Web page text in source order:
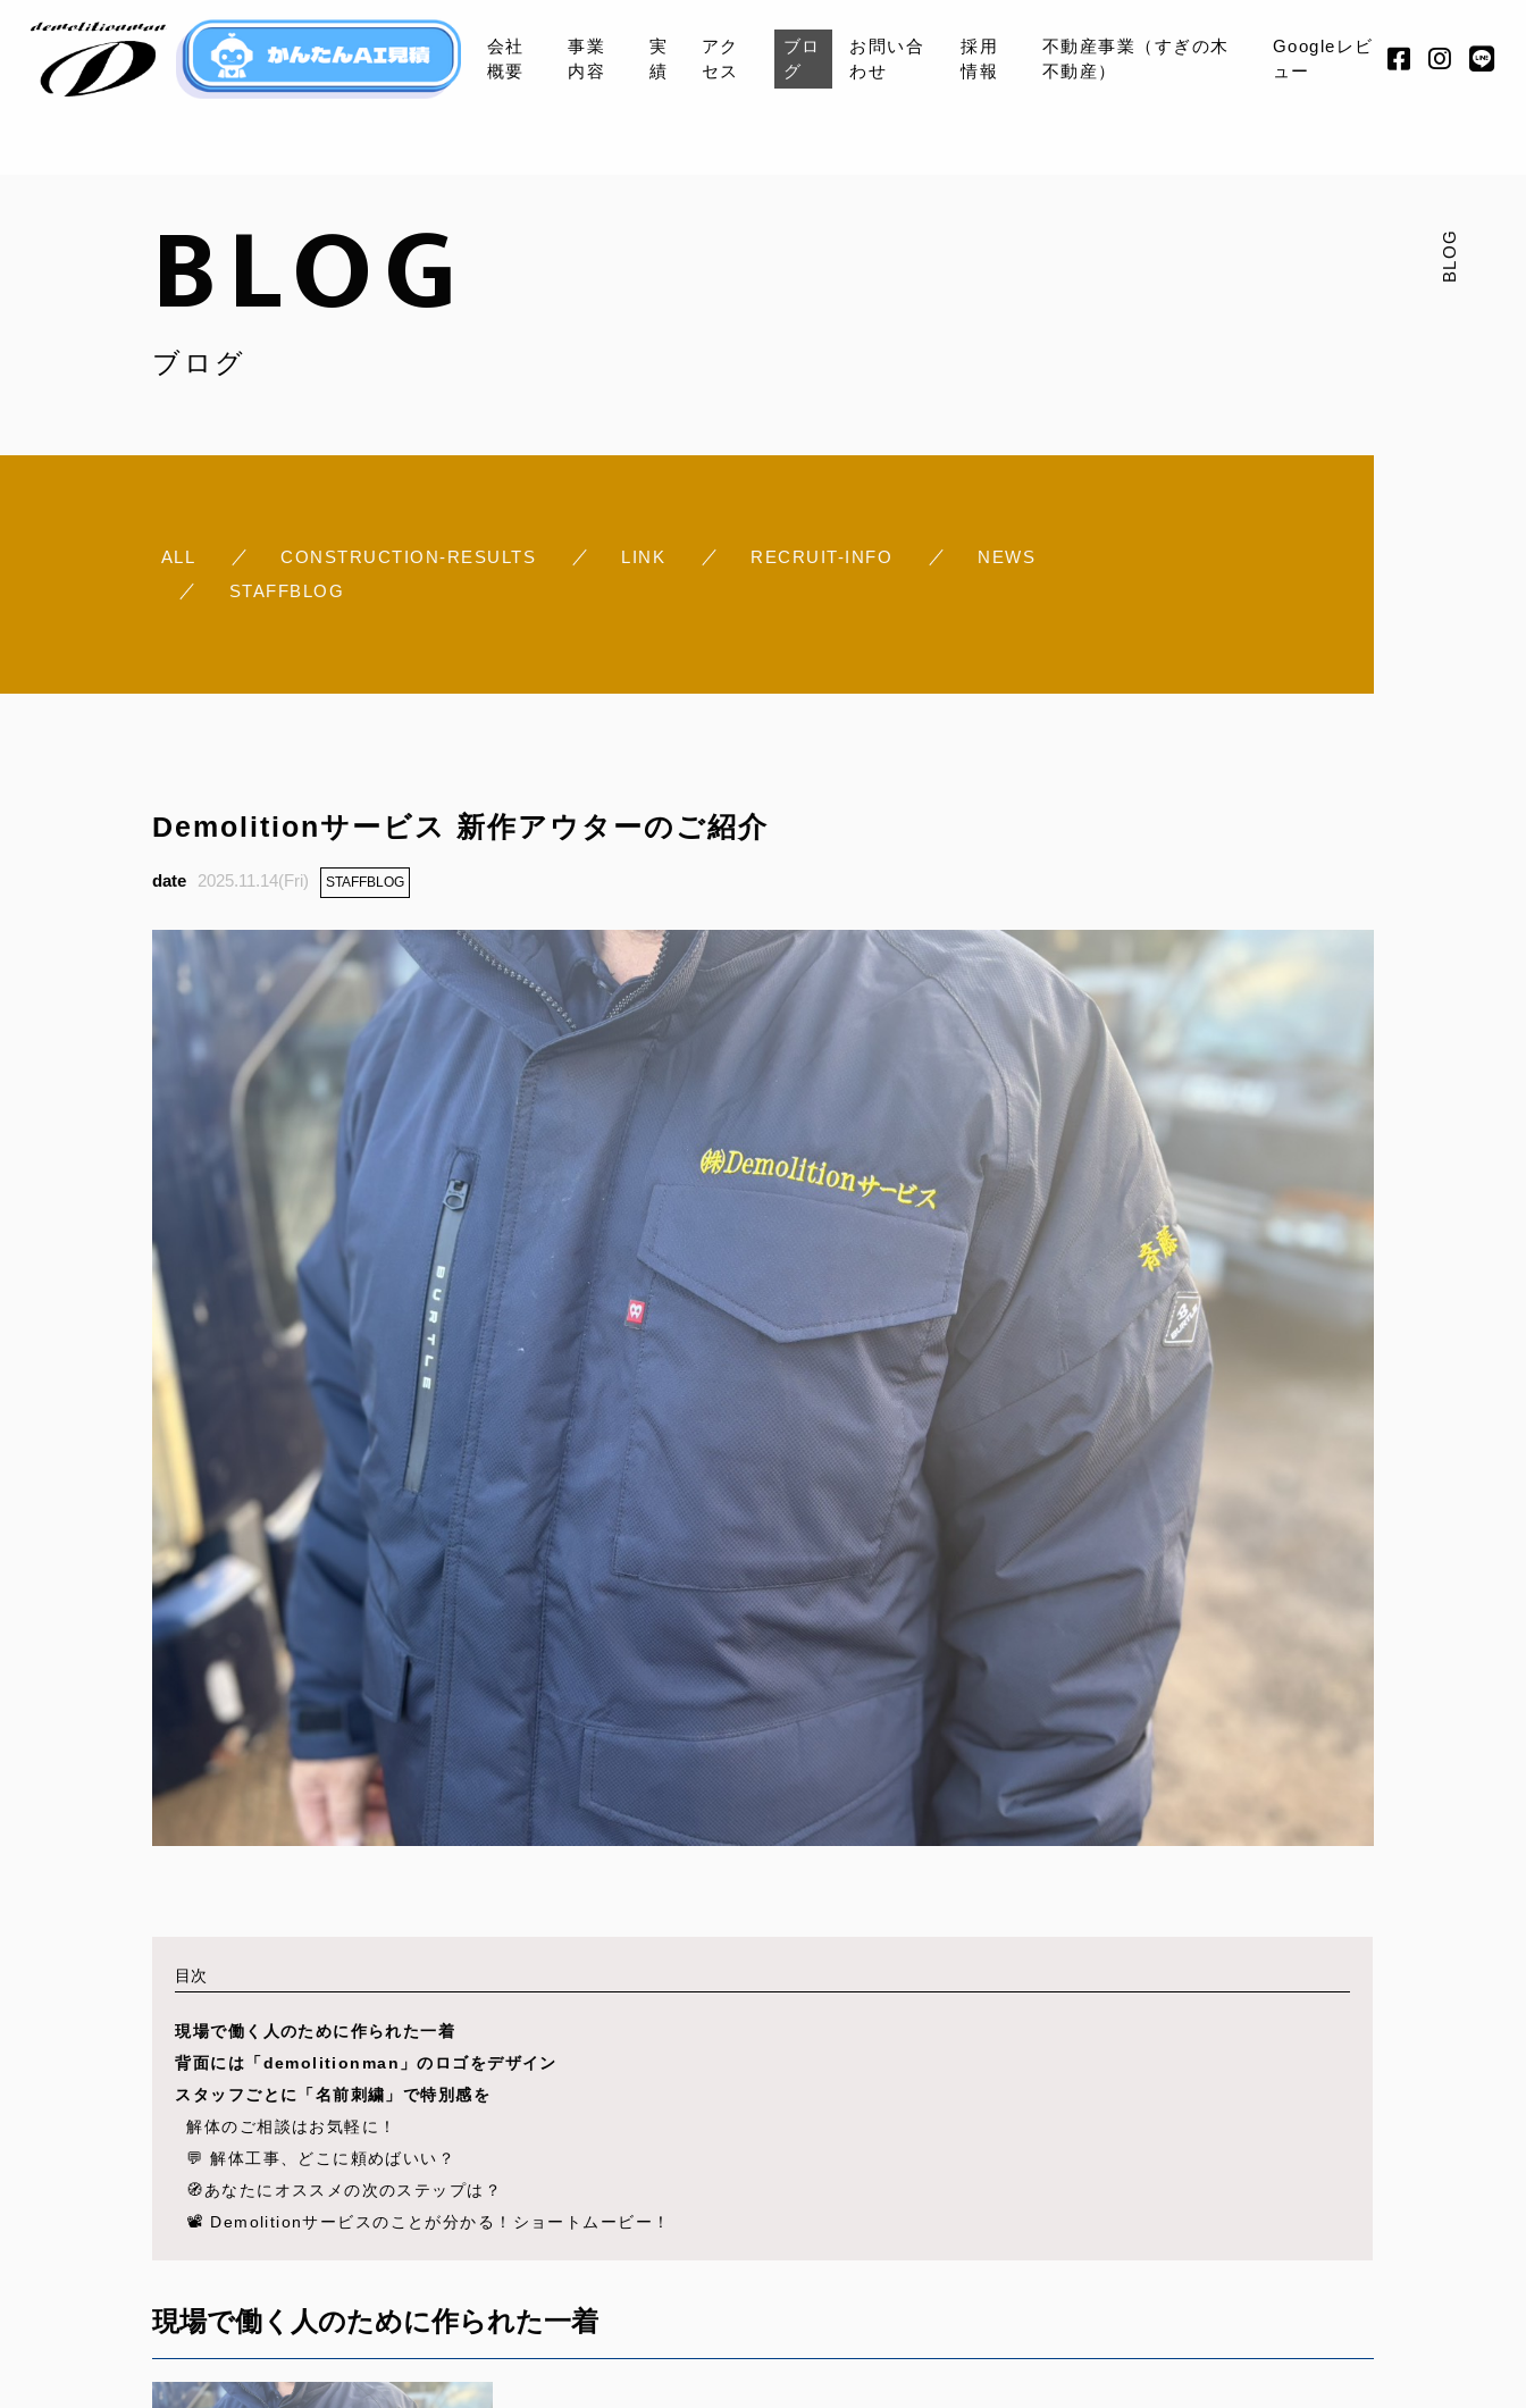
会社
概要
事業
内容
実
績
アク
セス
ブロ
グ
お問い合
わせ
採用
情報
不動産事業（すぎの木
不動産）
Googleレビ
ュー
アクセス
お問い合わせ
Googleレビュー
BLOG
ブログ
BLOG
ALL CONSTRUCTION-RESULTS LINK RECRUIT-INFO
NEWS
STAFFBLOG
Demolitionサービス 新作アウターのご紹介
2025.11.14(Fri) STAFFBLOG
目次
現場で働く人のために作られた一着
背面には「demolitionman」のロゴをデザイン
スタッフごとに「名前刺繍」で特別感を
解体のご相談はお気軽に！
💬 解体工事、どこに頼めばいい？
🧭あなたにオススメの次のステップは？
📽️ Demolitionサービスのことが分かる！ショートムービー！
現場で働く人のために作られた一着